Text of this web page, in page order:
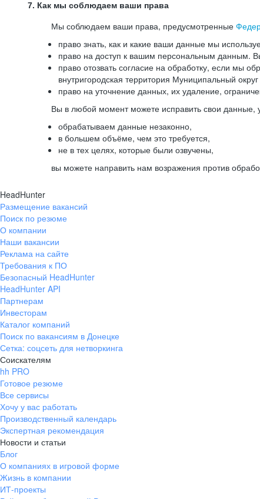
7. Как мы соблюдаем ваши права
Мы соблюдаем ваши права, предусмотренные
право знать, как и какие ваши данные мы
право на доступ к вашим персональным данным.
право отозвать согласие на обработку, если мы
внутригородская территория Муниципальный
право на уточнение данных, их удаление,
Вы в любой момент можете исправить свои данные,
обрабатываем данные незаконно,
в большем объёме, чем это требуется,
не в тех целях, которые были озвучены,
вы можете направить нам возражения против
HeadHunter
Размещение вакансий
Поиск по резюме
О компании
Наши вакансии
Реклама на сайте
Требования к ПО
Безопасный HeadHunter
HeadHunter API
Партнерам
Инвесторам
Каталог компаний
Поиск по вакансиям в Донецке
Сетка: соцсеть для нетворкинга
Соискателям
hh PRO
Готовое резюме
Все сервисы
Хочу у вас работать
Производственный календарь
Экспертная рекомендация
Новости и статьи
Блог
О компаниях в игровой форме
Жизнь в компании
ИТ-проекты